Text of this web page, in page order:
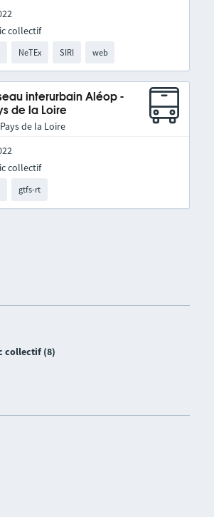
collectif (8)
NeTEx SIRI web
collectif
interurbain Aléop -
de la Loire
Pays de la Loire
gtfs-rt
collectif